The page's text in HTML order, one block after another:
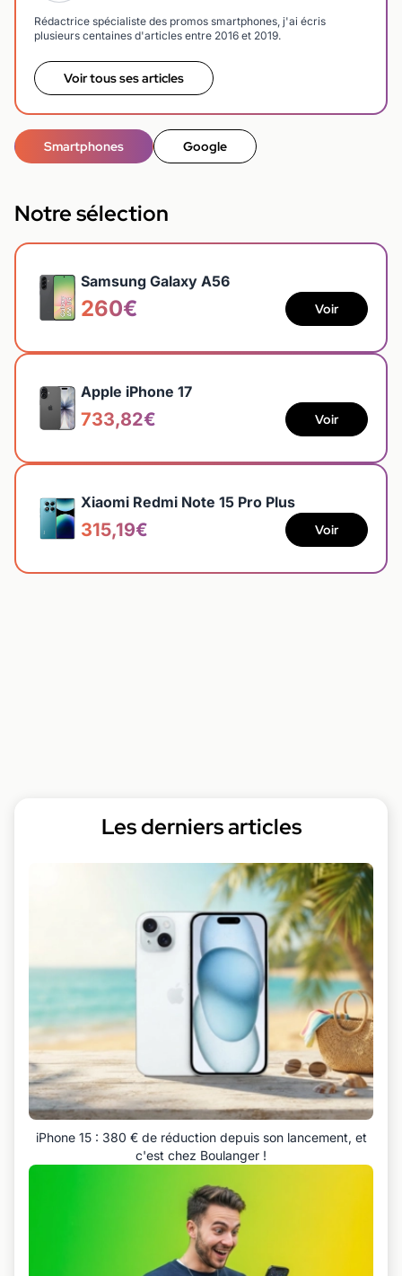
Rédactrice spécialiste des promos smartphones, j'ai écris
plusieurs centaines d'articles entre 2016 et 2019.
Voir tous ses articles
Smartphones Google
Notre sélection
Samsung Galaxy A56
260€ Voir
Apple iPhone 17
733,82€ Voir
Xiaomi Redmi Note 15 Pro Plus
315,19€ Voir
Les derniers articles
iPhone 15 : 380 € de réduction depuis son lancement, et
c'est chez Boulanger !